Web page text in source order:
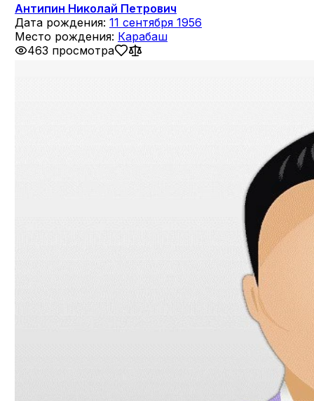
Антипин Николай Петрович
Дата рождения: 11 сентября 1956
Место рождения: Карабаш
463 просмотра